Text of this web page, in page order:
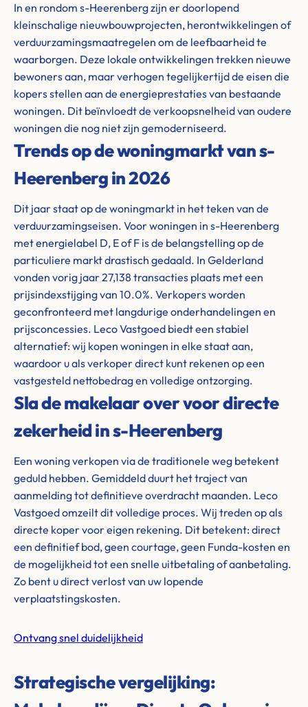
In en rondom s-Heerenberg zijn er doorlopend
kleinschalige nieuwbouwprojecten, herontwikkelingen of
verduurzamingsmaatregelen om de leefbaarheid te
waarborgen. Deze lokale ontwikkelingen trekken nieuwe
bewoners aan, maar verhogen tegelijkertijd de eisen die
kopers stellen aan de energieprestaties van bestaande
woningen. Dit beïnvloedt de verkoopsnelheid van oudere
woningen die nog niet zijn gemoderniseerd.
Trends op de woningmarkt van s-
Heerenberg in 2026
Dit jaar staat op de woningmarkt in het teken van de
verduurzamingseisen. Voor woningen in s-Heerenberg
met energielabel D, E of F is de belangstelling op de
particuliere markt drastisch gedaald. In Gelderland
vonden vorig jaar 27,138 transacties plaats met een
prijsindexstijging van 10.0%. Verkopers worden
geconfronteerd met langdurige onderhandelingen en
prijsconcessies. Leco Vastgoed biedt een stabiel
alternatief: wij kopen woningen in elke staat aan,
waardoor u als verkoper direct kunt rekenen op een
vastgesteld nettobedrag en volledige ontzorging.
Sla de makelaar over voor directe
zekerheid in s-Heerenberg
Een woning verkopen via de traditionele weg betekent
geduld hebben. Gemiddeld duurt het traject van
aanmelding tot definitieve overdracht maanden. Leco
Vastgoed omzeilt dit volledige proces. Wij treden op als
directe koper voor eigen rekening. Dit betekent: direct
een definitief bod, geen courtage, geen Funda-kosten en
de mogelijkheid tot een snelle uitbetaling of aanbetaling.
Zo bent u direct verlost van uw lopende
verplaatstingskosten.
Ontvang snel duidelijkheid
Strategische vergelijking: